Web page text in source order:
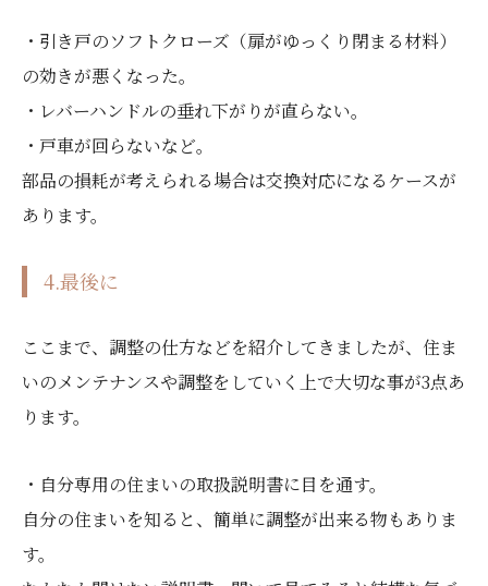
・引き戸のソフトクローズ（扉がゆっくり閉まる材料）
の効きが悪くなった。
・レバーハンドルの垂れ下がりが直らない。
・戸車が回らないなど。
部品の損耗が考えられる場合は交換対応になるケースが
あります。
4.最後に
ここまで、調整の仕方などを紹介してきましたが、住ま
いのメンテナンスや調整をしていく上で大切な事が3点あ
ります。
・自分専用の住まいの取扱説明書に目を通す。
自分の住まいを知ると、簡単に調整が出来る物もありま
す。